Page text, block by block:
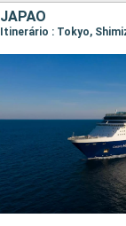
JAPÃO
Itinerário : Tokyo,